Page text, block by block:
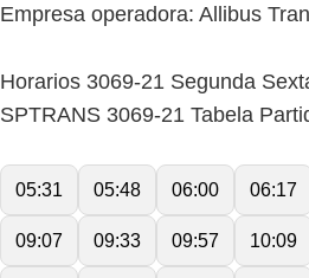
Empresa operadora: Allibus
Horarios 3069-21 Segunda
SPTRANS 3069-21 Tabela
05:31 05:48 06:00 06:17
09:07 09:33 09:57 10:09